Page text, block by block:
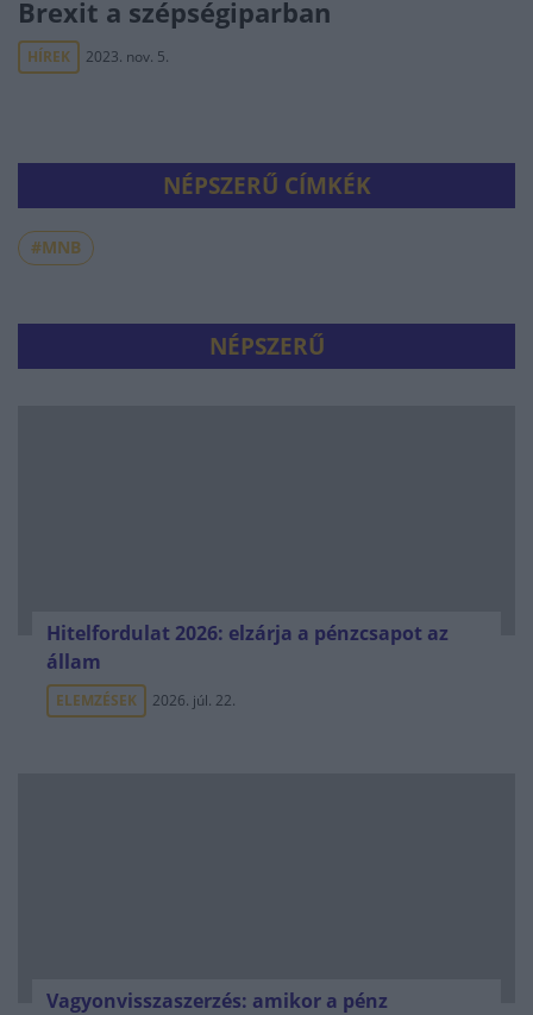
Brexit a szépségiparban
HÍREK 2023. nov. 5.
NÉPSZERŰ CÍMKÉK
#MNB
NÉPSZERŰ
Hitelfordulat 2026: elzárja a pénzcsapot az
állam
ELEMZÉSEK 2026. júl. 22.
Vagyonvisszaszerzés: amikor a pénz